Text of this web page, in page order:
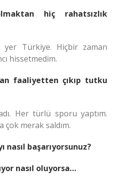
hiç rahatsızlık
Türkiye. Hiçbir zaman
hissetmedim.
faaliyetten çıkıp tutku
Her türlü sporu yaptım.
merak saldım.
nasıl başarıyorsunuz?
nasıl oluyorsa…